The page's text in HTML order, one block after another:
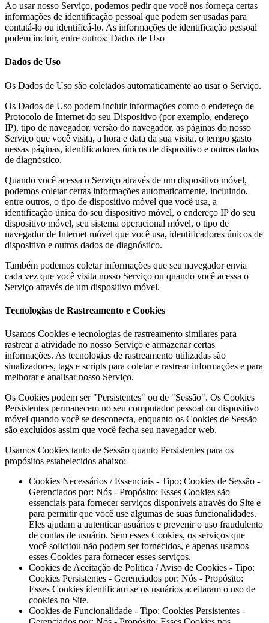
Ao usar nosso Serviço, podemos pedir que você nos forneça certas
informações de identificação pessoal que podem ser usadas para
contatá-lo ou identificá-lo. As informações de identificação pessoal
podem incluir, entre outros: Dados de Uso
Dados de Uso
Os Dados de Uso são coletados automaticamente ao usar o Serviço.
Os Dados de Uso podem incluir informações como o endereço de
Protocolo de Internet do seu Dispositivo (por exemplo, endereço
IP), tipo de navegador, versão do navegador, as páginas do nosso
Serviço que você visita, a hora e data da sua visita, o tempo gasto
nessas páginas, identificadores únicos de dispositivo e outros dados
de diagnóstico.
Quando você acessa o Serviço através de um dispositivo móvel,
podemos coletar certas informações automaticamente, incluindo,
entre outros, o tipo de dispositivo móvel que você usa, a
identificação única do seu dispositivo móvel, o endereço IP do seu
dispositivo móvel, seu sistema operacional móvel, o tipo de
navegador de Internet móvel que você usa, identificadores únicos de
dispositivo e outros dados de diagnóstico.
Também podemos coletar informações que seu navegador envia
cada vez que você visita nosso Serviço ou quando você acessa o
Serviço através de um dispositivo móvel.
Tecnologias de Rastreamento e Cookies
Usamos Cookies e tecnologias de rastreamento similares para
rastrear a atividade no nosso Serviço e armazenar certas
informações. As tecnologias de rastreamento utilizadas são
sinalizadores, tags e scripts para coletar e rastrear informações e para
melhorar e analisar nosso Serviço.
Os Cookies podem ser "Persistentes" ou de "Sessão". Os Cookies
Persistentes permanecem no seu computador pessoal ou dispositivo
móvel quando você se desconecta, enquanto os Cookies de Sessão
são excluídos assim que você fecha seu navegador web.
Usamos Cookies tanto de Sessão quanto Persistentes para os
propósitos estabelecidos abaixo:
Cookies Necessários / Essenciais - Tipo: Cookies de Sessão -
Gerenciados por: Nós - Propósito: Esses Cookies são
essenciais para fornecer serviços disponíveis através do Site e
para permitir que você use algumas de suas funcionalidades.
Eles ajudam a autenticar usuários e prevenir o uso fraudulento
de contas de usuário. Sem esses Cookies, os serviços que
você solicitou não podem ser fornecidos, e apenas usamos
esses Cookies para fornecer esses serviços.
Cookies de Aceitação de Política / Aviso de Cookies - Tipo:
Cookies Persistentes - Gerenciados por: Nós - Propósito:
Esses Cookies identificam se os usuários aceitaram o uso de
cookies no Site.
Cookies de Funcionalidade - Tipo: Cookies Persistentes -